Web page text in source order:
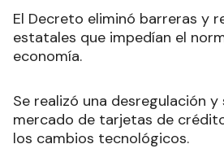
El Decreto eliminó barreras y
estatales que impedían el
economía.
Se realizó una desregulación
mercado de tarjetas de
los cambios tecnológicos.